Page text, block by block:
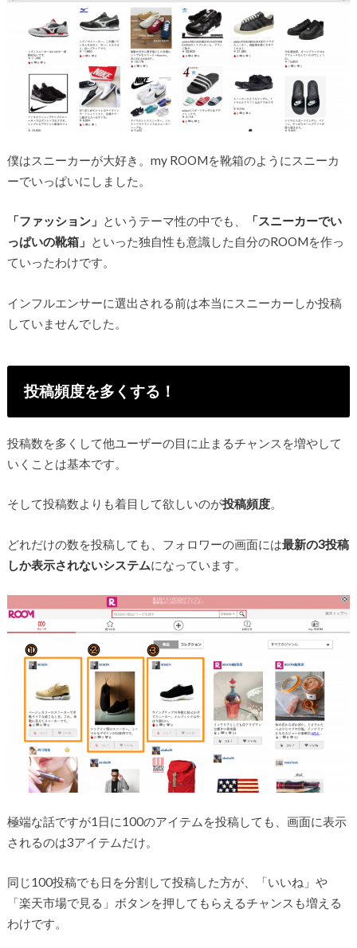
僕はスニーカーが大好き。my ROOMを靴箱のようにスニーカ
ーでいっぱいにしました。
「ファッション」 というテーマ性の中でも、
「スニーカーでい
っぱいの靴箱」 といった独自性も意識した自分のROOMを作っ
ていったわけです。
インフルエンサーに選出される前は本当にスニーカーしか投稿
していませんでした。
投稿頻度を多くする！
投稿数を多くして他ユーザーの目に止まるチャンスを増やして
いくことは基本です。
そして投稿数よりも着目して欲しいのが投稿頻度。
どれだけの数を投稿しても、フォロワーの画面には最新の3投稿
しか表示されないシステムになっています。
極端な話ですが1日に100のアイテムを投稿しても、画面に表示
されるのは3アイテムだけ。
同じ100投稿でも日を分割して投稿した方が、「いいね」や
「楽天市場で見る」ボタンを押してもらえるチャンスも増える
わけです。